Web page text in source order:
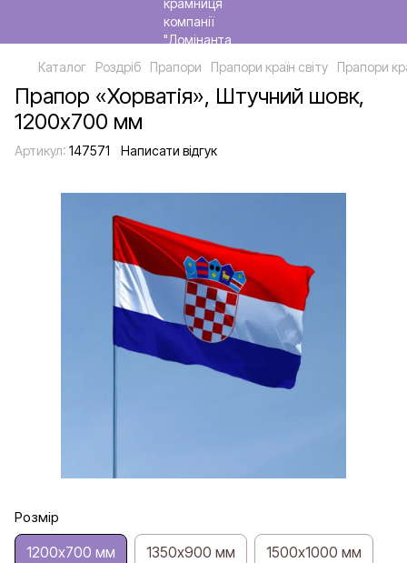
Каталог Роздріб Прапори Прапори країн світу Прапори
Прапор «Хорватія», Штучний шовк,
1200х700 мм
Артикул: 147571 Написати відгук
Розмір
1200х700 мм 1350х900 мм 1500х1000 мм